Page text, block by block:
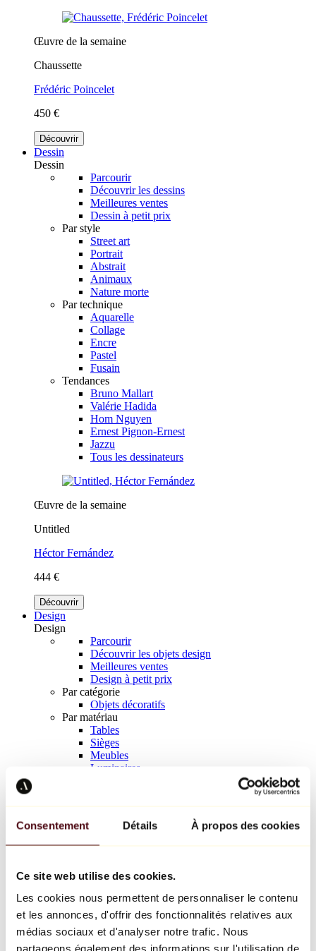
Consentement Détails À propos des cookies
Ce site web utilise des cookies.
Les cookies nous permettent de personnaliser le contenu
et les annonces, d'offrir des fonctionnalités relatives aux
médias sociaux et d'analyser notre trafic. Nous
partageons également des informations sur l'utilisation de
Œuvre de la semaine
Chaussette
Frédéric Poincelet
450 €
Découvrir
Dessin
Dessin
Parcourir
Découvrir les dessins
Meilleures ventes
Dessin à petit prix
Par style
Street art
Portrait
Abstrait
Animaux
Nature morte
Par technique
Aquarelle
Collage
Encre
Pastel
Fusain
Tendances
Bruno Mallart
Valérie Hadida
Hom Nguyen
Ernest Pignon-Ernest
Jazzu
Tous les dessinateurs
Œuvre de la semaine
Untitled
Héctor Fernández
444 €
Découvrir
Design
Design
Parcourir
Découvrir les objets design
Meilleures ventes
Design à petit prix
Par catégorie
Objets décoratifs
Par matériau
Tables
Sièges
Meubles
Luminaires
Richard Orlinski
Keith Haring
Jeff Koons
Jean-Michel Basquiat
Tous les designers
Œuvre de la semaine